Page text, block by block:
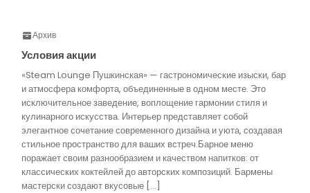
Архив
Условия акции
«Steam Lounge Пушкинская» — гастрономические изыски, бар
и атмосфера комфорта, объединенные в одном месте. Это
исключительное заведение, воплощение гармонии стиля и
кулинарного искусства. Интерьер представляет собой
элегантное сочетание современного дизайна и уюта, создавая
стильное пространство для ваших встреч.Барное меню
поражает своим разнообразием и качеством напитков: от
классических коктейлей до авторских композиций. Бармены
мастерски создают вкусовые […]